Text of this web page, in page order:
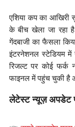
एशिया कप का आखिरी
के बीच खेला जा रहा
गेंदबाजी का फैसला
इंटरनेशनल स्टेडियम में
रिजल्ट पर कोई फर्क
फाइनल में पहुंच चुकी है
लेटेस्ट न्यूज़ अपडेट